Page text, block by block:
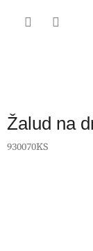
Žalud na
930070KS